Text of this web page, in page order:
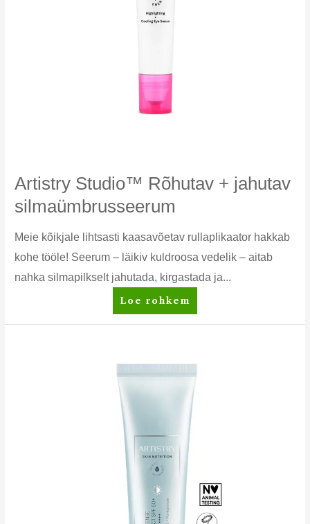
Artistry Studio™ Rõhutav + jahutav
silmaümbrusseerum
Meie kõikjale lihtsasti kaasavõetav rullaplikaator hakkab
kohe tööle! Seerum – läikiv kuldroosa vedelik – aitab
nahka silmapilkselt jahutada, kirgastada ja...
Artistry
Studio™
jahutav
silmaümbrusseerum
Loe rohkem